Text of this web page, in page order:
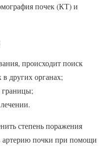
почек (КТ) и
происходит поиск
других органах;
границы;
степень поражения
артерию почки при помощи